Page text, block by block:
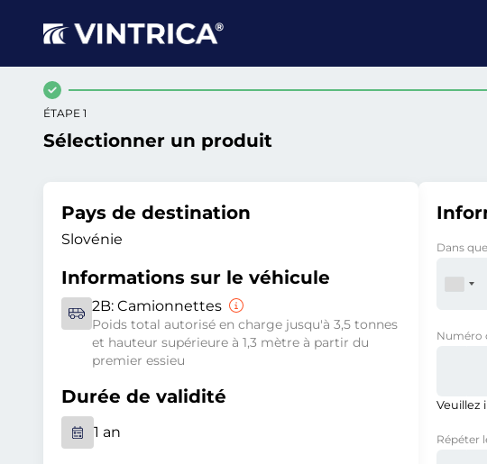
ÉTAPE 1
Sélectionner un produit
Pays de destination
Slovénie
Informations sur le véhicule
2B: Camionnettes
Poids total autorisé en charge jusqu'à 3,5 tonnes
et hauteur supérieure à 1,3 mètre à partir du
premier essieu
Durée de validité
1 an
Dans
Numéro
Veuillez
Répéter